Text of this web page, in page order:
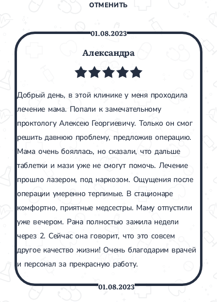
ОТМЕНИТЬ
Александра
01.08.2023
Добрый день, в этой клинике у меня проходила
лечение мама. Попали к замечательному
проктологу Алексею Георгиевичу. Только он смог
решить давнюю проблему, предложив операцию.
Мама очень бояллась, но сказали, что дальше
таблетки и мази уже не смогут помочь. Лечение
прошло лазером, под наркозом. Ощущения после
операции умеренно терпимые. В стационаре
комфортно, приятные медсестры. Маму отпустили
уже вечером. Рана полностью зажила недели
через 2. Сейчас она говорит, что это совсем
другое качество жизни! Очень благодарим врачей
и персонал за прекрасную работу.
01.08.2023